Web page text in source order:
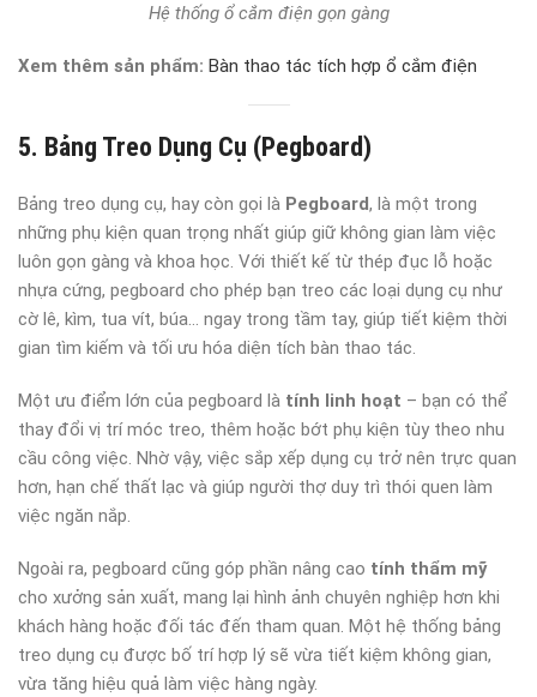
Hệ thống ổ cắm điện gọn gàng
Xem thêm sản phẩm: Bàn thao tác tích hợp ổ cắm điện
5. Bảng Treo Dụng Cụ (Pegboard)
Bảng treo dụng cụ, hay còn gọi là Pegboard, là một trong
những phụ kiện quan trọng nhất giúp giữ không gian làm việc
luôn gọn gàng và khoa học. Với thiết kế từ thép đục lỗ hoặc
nhựa cứng, pegboard cho phép bạn treo các loại dụng cụ như
cờ lê, kìm, tua vít, búa… ngay trong tầm tay, giúp tiết kiệm thời
gian tìm kiếm và tối ưu hóa diện tích bàn thao tác.
Một ưu điểm lớn của pegboard là tính linh hoạt – bạn có thể
thay đổi vị trí móc treo, thêm hoặc bớt phụ kiện tùy theo nhu
cầu công việc. Nhờ vậy, việc sắp xếp dụng cụ trở nên trực quan
hơn, hạn chế thất lạc và giúp người thợ duy trì thói quen làm
việc ngăn nắp.
Ngoài ra, pegboard cũng góp phần nâng cao tính thẩm mỹ
cho xưởng sản xuất, mang lại hình ảnh chuyên nghiệp hơn khi
khách hàng hoặc đối tác đến tham quan. Một hệ thống bảng
treo dụng cụ được bố trí hợp lý sẽ vừa tiết kiệm không gian,
vừa tăng hiệu quả làm việc hàng ngày.